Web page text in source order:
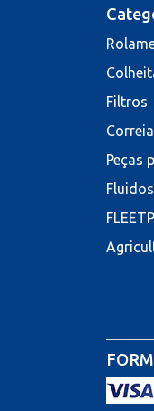
Filtros
Peças